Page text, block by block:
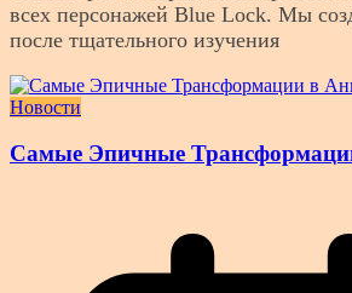
всех персонажей Blue Lock. Мы
после тщательного изучения
Новости
Самые Эпичные